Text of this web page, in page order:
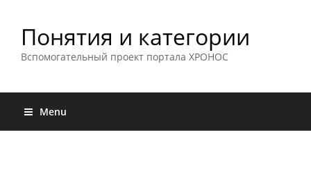
Понятия и категории
Вспомогательный проект портала ХРОНОС
Menu